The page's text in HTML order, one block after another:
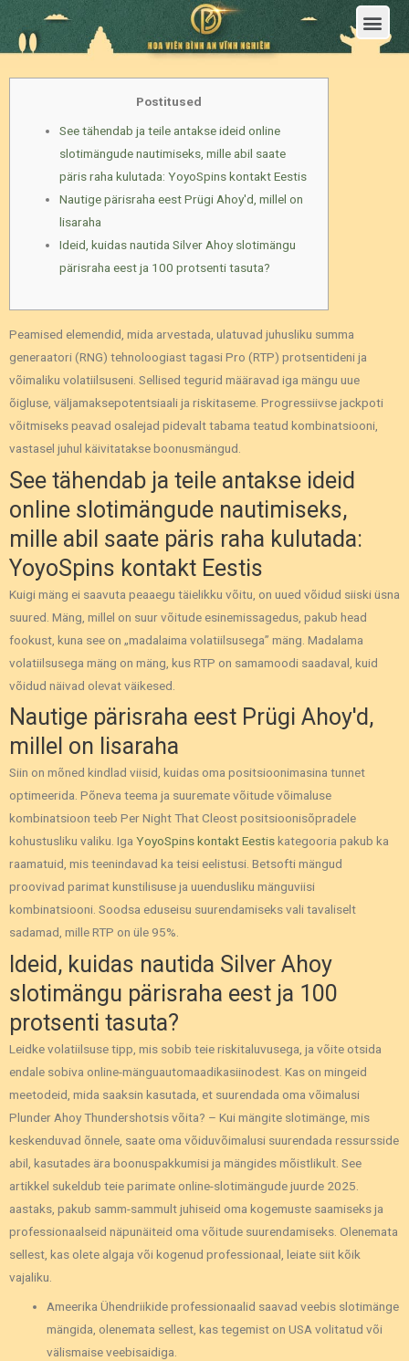
Postitused
See tähendab ja teile antakse ideid online
slotimängude nautimiseks, mille abil saate
päris raha kulutada: YoyoSpins kontakt Eestis
Nautige pärisraha eest Prügi Ahoy'd, millel on
lisaraha
Ideid, kuidas nautida Silver Ahoy slotimängu
pärisraha eest ja 100 protsenti tasuta?
Peamised elemendid, mida arvestada, ulatuvad juhusliku summa
generaatori (RNG) tehnoloogiast tagasi Pro (RTP) protsentideni ja
võimaliku volatiilsuseni. Sellised tegurid määravad iga mängu uue
õigluse, väljamaksepotentsiaali ja riskitaseme. Progressiivse jackpoti
võitmiseks peavad osalejad pidevalt tabama teatud kombinatsiooni,
vastasel juhul käivitatakse boonusmängud.
See tähendab ja teile antakse ideid
online slotimängude nautimiseks,
mille abil saate päris raha kulutada:
YoyoSpins kontakt Eestis
Kuigi mäng ei saavuta peaaegu täielikku võitu, on uued võidud siiski üsna
suured. Mäng, millel on suur võitude esinemissagedus, pakub head
fookust, kuna see on „madalaima volatiilsusega” mäng. Madalama
volatiilsusega mäng on mäng, kus RTP on samamoodi saadaval, kuid
võidud näivad olevat väikesed.
Nautige pärisraha eest Prügi Ahoy'd,
millel on lisaraha
Siin on mõned kindlad viisid, kuidas oma positsioonimasina tunnet
optimeerida. Põneva teema ja suuremate võitude võimaluse
kombinatsioon teeb Per Night That Cleost positsioonisõpradele
kohustusliku valiku. Iga YoyoSpins kontakt Eestiskategooria pakub ka
raamatuid, mis teenindavad ka teisi eelistusi. Betsofti mängud
proovivad parimat kunstilisuse ja uuendusliku mänguviisi
kombinatsiooni. Soodsa eduseisu suurendamiseks vali tavaliselt
sadamad, mille RTP on üle 95%.
Ideid, kuidas nautida Silver Ahoy
slotimängu pärisraha eest ja 100
protsenti tasuta?
Leidke volatiilsuse tipp, mis sobib teie riskitaluvusega, ja võite otsida
endale sobiva online-mänguautomaadikasiinodest. Kas on mingeid
meetodeid, mida saaksin kasutada, et suurendada oma võimalusi
Plunder Ahoy Thundershotsis võita? – Kui mängite slotimänge, mis
keskenduvad õnnele, saate oma võiduvõimalusi suurendada ressursside
abil, kasutades ära boonuspakkumisi ja mängides mõistlikult. See
artikkel sukeldub teie parimate online-slotimängude juurde 2025.
aastaks, pakub samm-sammult juhiseid oma kogemuste saamiseks ja
professionaalseid näpunäiteid oma võitude suurendamiseks. Olenemata
sellest, kas olete algaja või kogenud professionaal, leiate siit kõik
vajaliku.
Ameerika Ühendriikide professionaalid saavad veebis slotimänge
mängida, olenemata sellest, kas tegemist on USA volitatud või
välismaise veebisaidiga.